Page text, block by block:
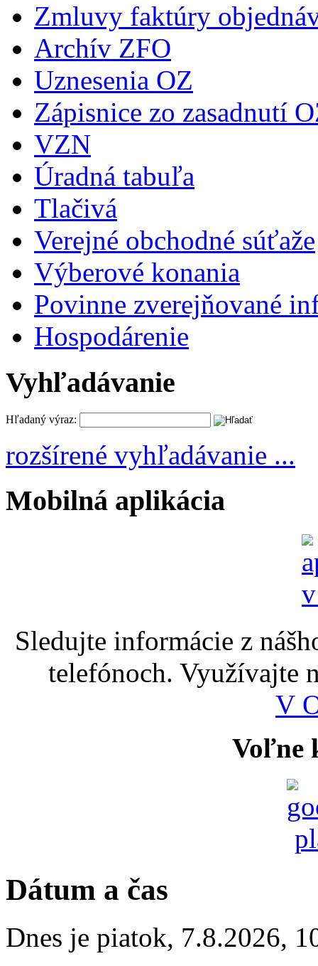
Zmluvy faktúry
Archív ZFO
Uznesenia OZ
Zápisnice zo zasadnutí
VZN
Úradná tabuľa
Tlačivá
Verejné obchodné súťaže
Výberové konania
Povinne zverejňované
Hospodárenie
Vyhľadávanie
Hľadaný výraz:
rozšírené vyhľadávanie ...
Mobilná aplikácia
Sledujte informácie z
telefónoch. Využívajte
V
Voľne
Dátum a čas
Dnes je piatok, 7.8.2026,